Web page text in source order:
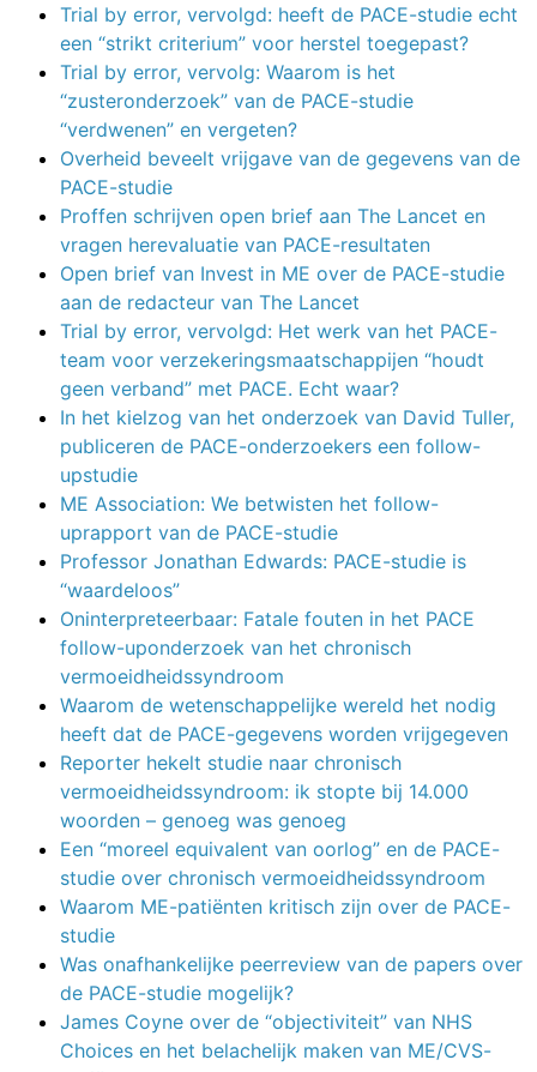
Trial by error, vervolgd: heeft de PACE-studie echt
een “strikt criterium” voor herstel toegepast?
Trial by error, vervolg: Waarom is het
“zusteronderzoek” van de PACE-studie
“verdwenen” en vergeten?
Overheid beveelt vrijgave van de gegevens van de
PACE-studie
Proffen schrijven open brief aan The Lancet en
vragen herevaluatie van PACE-resultaten
Open brief van Invest in ME over de PACE-studie
aan de redacteur van The Lancet
Trial by error, vervolgd: Het werk van het PACE-
team voor verzekeringsmaatschappijen “houdt
geen verband” met PACE. Echt waar?
In het kielzog van het onderzoek van David Tuller,
publiceren de PACE-onderzoekers een follow-
upstudie
ME Association: We betwisten het follow-
uprapport van de PACE-studie
Professor Jonathan Edwards: PACE-studie is
“waardeloos”
Oninterpreteerbaar: Fatale fouten in het PACE
follow-uponderzoek van het chronisch
vermoeidheidssyndroom
Waarom de wetenschappelijke wereld het nodig
heeft dat de PACE-gegevens worden vrijgegeven
Reporter hekelt studie naar chronisch
vermoeidheidssyndroom: ik stopte bij 14.000
woorden – genoeg was genoeg
Een “moreel equivalent van oorlog” en de PACE-
studie over chronisch vermoeidheidssyndroom
Waarom ME-patiënten kritisch zijn over de PACE-
studie
Was onafhankelijke peerreview van de papers over
de PACE-studie mogelijk?
James Coyne over de “objectiviteit” van NHS
Choices en het belachelijk maken van ME/CVS-